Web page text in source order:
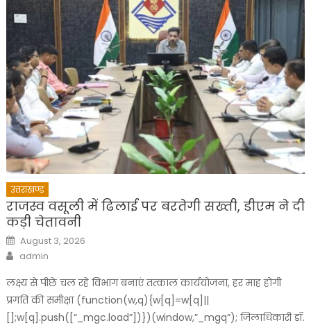
उत्तराखण्ड
राजस्व वसूली में ढिलाई पर बरतेगी सख्ती, डीएम ने दी
कड़ी चेतावनी
Posted
on
August 3, 2026
Author
admin
लक्ष्य से पीछे चल रहे विभाग बनाएं तत्काल कार्ययोजना, हर माह होगी
प्रगति की समीक्षा (function(w,q){w[q]=w[q]||
[];w[q].push([“_mgc.load”])})(window,”_mgq”); जिलाधिकारी डॉ.